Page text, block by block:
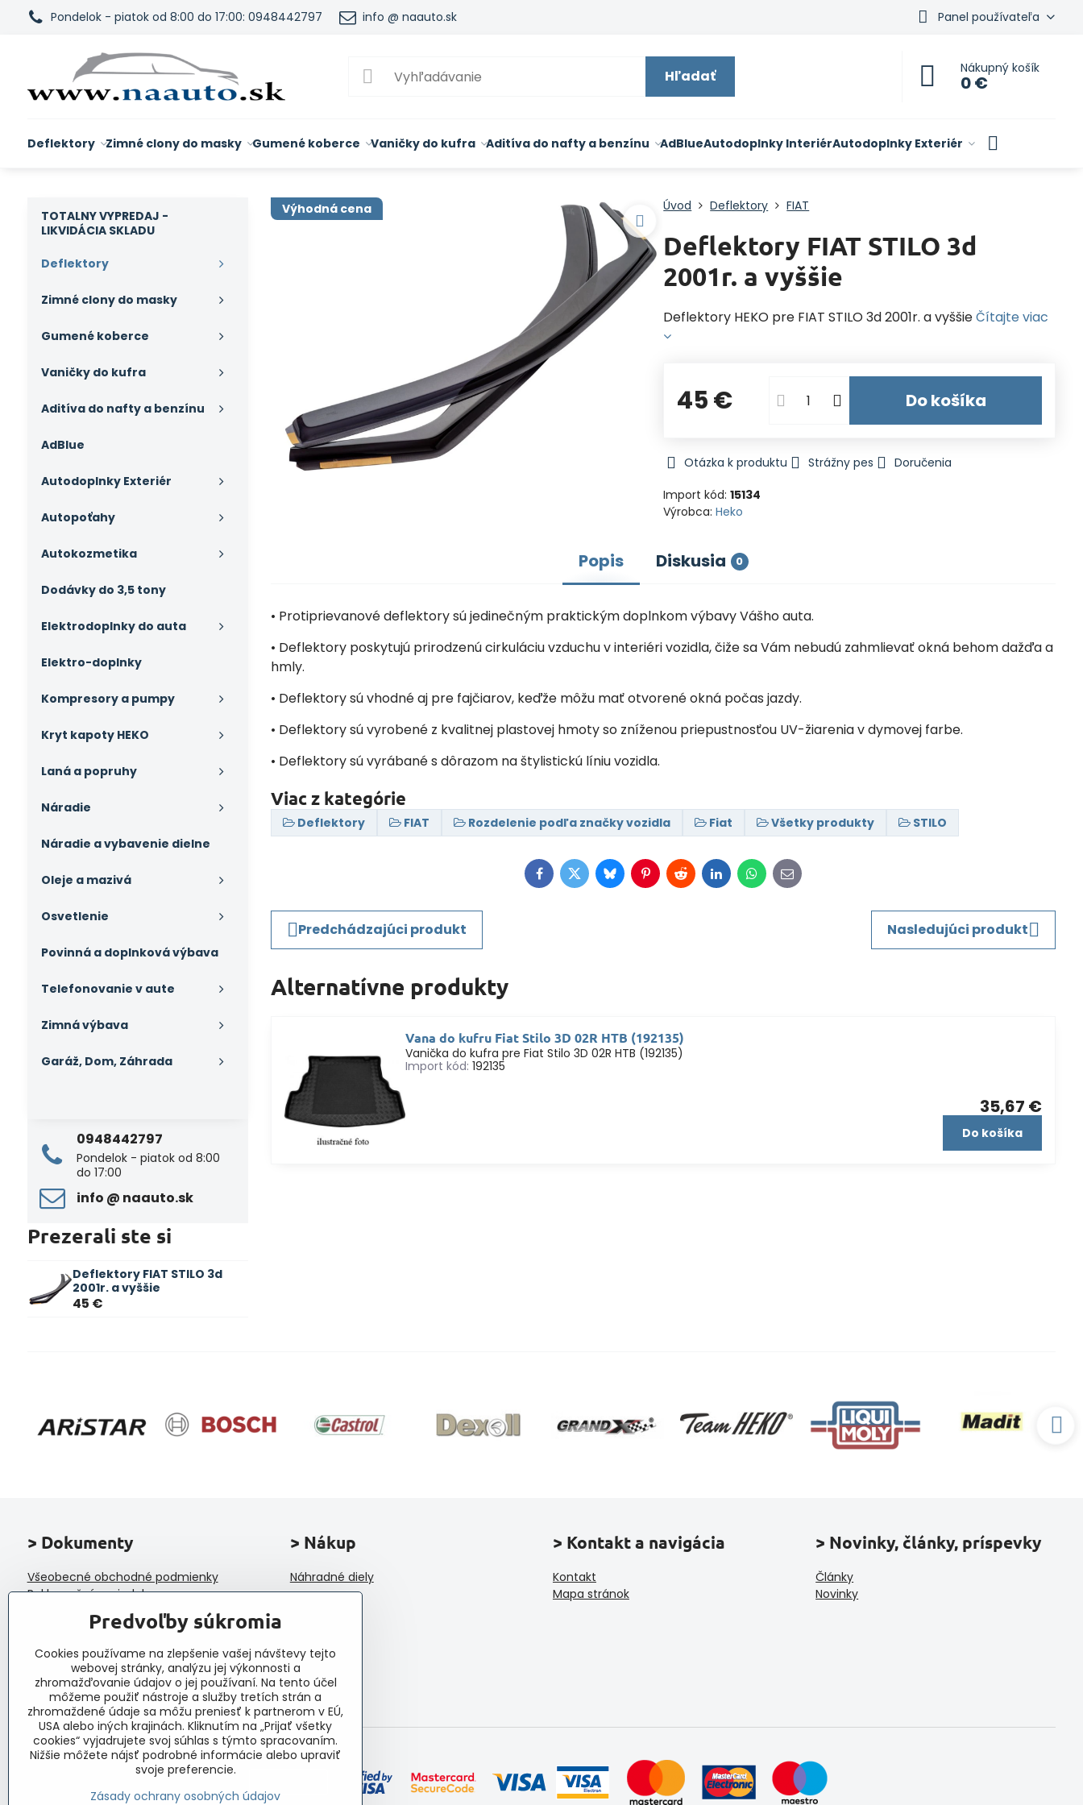
Pondelok - piatok od 8:00 do 17:00: 0948442797 info @ naauto.sk Panel používateľa
Hľadať Nákupný košík
0 €
Deflektory Zimné clony do masky Gumené koberce Vaničky do kufra Aditíva do nafty a benzínu AdBlueAutodoplnky InteriérAutodoplnky Exteriér
Výhodná cena Úvod Deflektory FIAT
Deflektory FIAT STILO 3d
2001r. a vyššie
Deflektory HEKO pre FIAT STILO 3d 2001r. a vyššieČítajte viac
45 € Do košíka
Otázka k produktu Strážny pes
Doručenia
Import kód:15134
Výrobca:Heko
Popis Diskusia 0
• Protiprievanové deflektory sú jedinečným praktickým doplnkom výbavy Vášho auta.
• Deflektory poskytujú prirodzenú cirkuláciu vzduchu v interiéri vozidla, čiže sa Vám nebudú zahmlievať okná behom dažďa a
hmly.
• Deflektory sú vhodné aj pre fajčiarov, keďže môžu mať otvorené okná počas jazdy.
• Deflektory sú vyrobené z kvalitnej plastovej hmoty so zníženou priepustnosťou UV-žiarenia v dymovej farbe.
• Deflektory sú vyrábané s dôrazom na štylistickú líniu vozidla.
Viac z kategórie
Deflektory FIAT Rozdelenie podľa značky vozidla Fiat Všetky produkty STILO
Facebook
TwitterBlueskyPinterest
RedditLinkedInWhatsApp
E-
mail
Predchádzajúci produkt Nasledujúci produkt
Alternatívne produkty
Vana do kufru Fiat Stilo 3D 02R HTB (192135)
Vanička do kufra pre Fiat Stilo 3D 02R HTB (192135)
Import kód: 192135
35,67 €
Do košíka
TOTALNY VYPREDAJ -
LIKVIDÁCIA SKLADU
Deflektory
Zimné clony do masky
Gumené koberce
Vaničky do kufra
Aditíva do nafty a benzínu
AdBlue
Autodoplnky Exteriér
Autopoťahy
Autokozmetika
Dodávky do 3,5 tony
Elektrodoplnky do auta
Elektro-doplnky
Kompresory a pumpy
Kryt kapoty HEKO
Laná a popruhy
Náradie
Náradie a vybavenie dielne
Oleje a mazivá
Osvetlenie
Povinná a doplnková výbava
Telefonovanie v aute
Zimná výbava
Garáž, Dom, Záhrada
0948442797
Pondelok - piatok od 8:00
do 17:00
info ​@ naauto​.sk
Prezerali ste si
Deflektory FIAT STILO 3d
2001r. a vyššie
45 €
> Dokumenty
Všeobecné obchodné podmienky
Reklamačný poriadok
Ochrana osobných údajov a poučenie o
Reklamačný formulár
Formulár na odstúpenie od zmluvy
Protokol o prijatí a vybavení reklamácie
Veľkoobchod
> Nákup
Náhradné diely
> Kontakt a navigácia
Kontakt
Mapa stránok
> Novinky, články, príspevky
Články
Novinky
Predvoľby súkromia
Cookies používame na zlepšenie vašej návštevy tejto
webovej stránky, analýzu jej výkonnosti a
zhromažďovanie údajov o jej používaní. Na tento účel
môžeme použiť nástroje a služby tretích strán a
zhromaždené údaje sa môžu preniesť k partnerom v EÚ,
USA alebo iných krajinách. Kliknutím na „Prijať všetky
cookies“ vyjadrujete svoj súhlas s týmto spracovaním.
Nižšie môžete nájsť podrobné informácie alebo upraviť
svoje preferencie.
Zásady ochrany osobných údajov